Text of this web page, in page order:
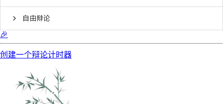
自由辩论
🎉
创建一个辩论计时器